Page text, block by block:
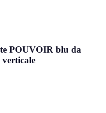
POUVOIR blu da